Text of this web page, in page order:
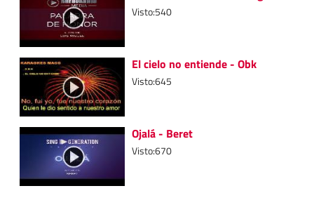
Visto:540
El cielo no entiende - Obk
Visto:645
Ojalá - Beret
Visto:670